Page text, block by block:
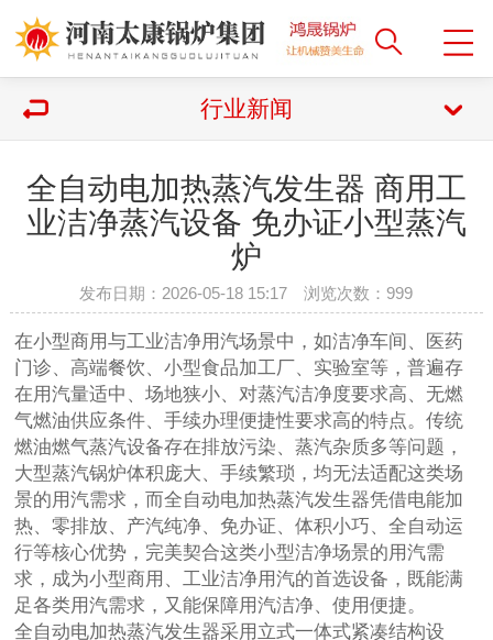
行业新闻
全自动电加热蒸汽发生器 商用工
业洁净蒸汽设备 免办证小型蒸汽
炉
发布日期：2026-05-18 15:17 浏览次数： 999
在小型商用与工业洁净用汽场景中，如洁净车间、医药
门诊、高端餐饮、小型食品加工厂、实验室等，普遍存
在用汽量适中、场地狭小、对蒸汽洁净度要求高、无燃
气燃油供应条件、手续办理便捷性要求高的特点。传统
燃油燃气蒸汽设备存在排放污染、蒸汽杂质多等问题，
大型蒸汽锅炉体积庞大、手续繁琐，均无法适配这类场
景的用汽需求，而全自动电加热蒸汽发生器凭借电能加
热、零排放、产汽纯净、免办证、体积小巧、全自动运
行等核心优势，完美契合这类小型洁净场景的用汽需
求，成为小型商用、工业洁净用汽的首选设备，既能满
足各类用汽需求，又能保障用汽洁净、使用便捷。
全自动电加热蒸汽发生器采用立式一体式紧凑结构设